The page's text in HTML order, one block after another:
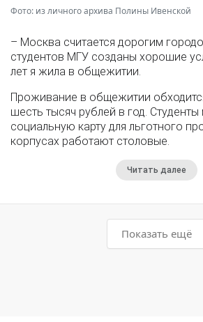
Фото: из личного архива Полины Ивенской
– Москва считается дорогим
студентов МГУ созданы хорошие
лет я жила в общежитии.
Проживание в общежитии
шесть тысяч рублей в год.
социальную карту для льготного
корпусах работают столовые.
Читать далее
Показать ещё